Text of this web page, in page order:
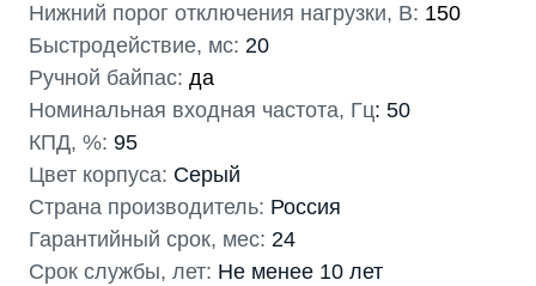
Нижний порог отключения нагрузки, В: 150
Быстродействие, мс: 20
Ручной байпас: да
Номинальная входная частота, Гц: 50
КПД, %: 95
Цвет корпуса: Серый
Страна производитель: Россия
Гарантийный срок, мес: 24
Срок службы, лет: Не менее 10 лет